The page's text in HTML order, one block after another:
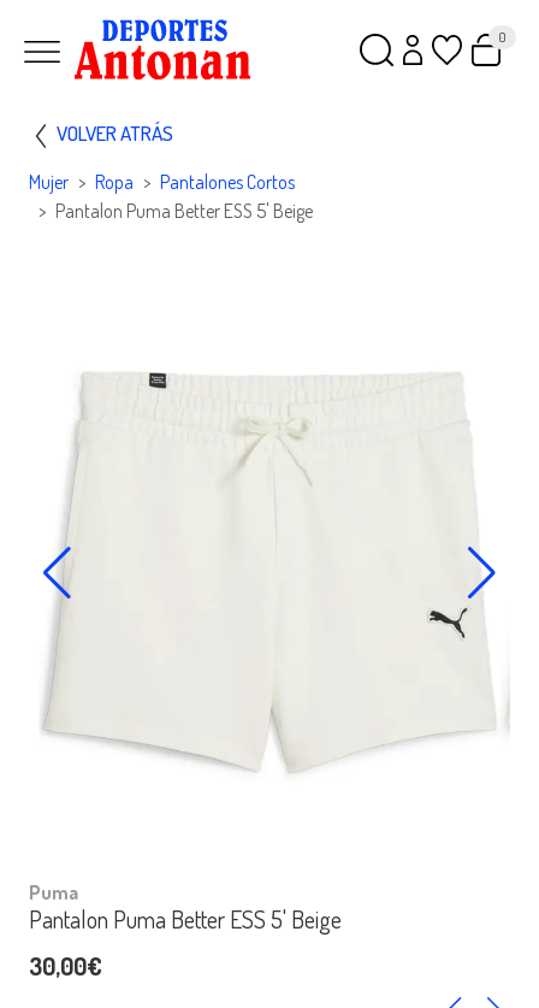
0
VOLVER ATRÁS
Mujer Ropa
Pantalones Cortos
Pantalon Puma Better ESS 5' Beige
Puma
Pantalon Puma Better ESS 5' Beige
30,00€